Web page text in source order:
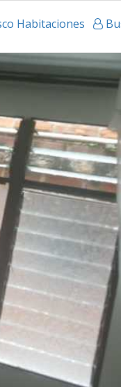
Habitaciones